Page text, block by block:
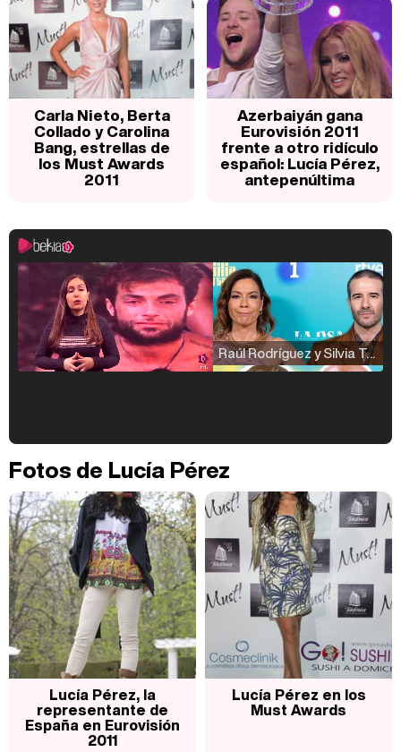
Carla Nieto, Berta
Collado y Carolina
Bang, estrellas de
los Must Awards
2011
Azerbaiyán gana
Eurovisión 2011
frente a otro ridículo
español: Lucía Pérez,
antepenúltima
Raúl Rodríguez y Silvia Taulés nos cuentan su papel en 'La familia de la tele'
Carlota Corredera y Javier de Hoyos: "La tele tiene que representar al público también y aquí están todos los perfiles posibles&quo;
Así se tomó Felipe VI que la Infanta Sofía no quisiera recibir formación militar
Fotos de Lucía Pérez
Lucía Pérez, la
representante de
España en Eurovisión
2011
Lucía Pérez en los
Must Awards